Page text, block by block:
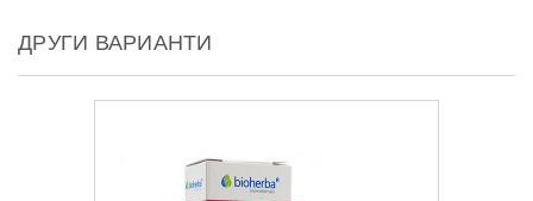
ДРУГИ ВАРИАНТИ